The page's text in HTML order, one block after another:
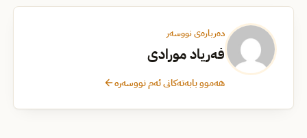
دەربارەی نووسەر
فەریاد مورادی
هەموو بابەتەکانی ئەم نووسەرە